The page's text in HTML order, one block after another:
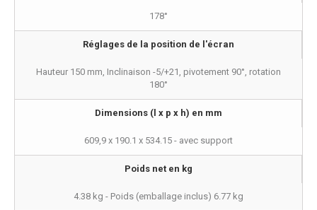
178°
Réglages de la position de l'écran
Hauteur 150 mm, Inclinaison -5/+21, pivotement 90°, rotation
180°
Dimensions (l x p x h) en mm
609,9 x 190.1 x 534.15 - avec support
Poids net en kg
4.38 kg - Poids (emballage inclus) 6.77 kg